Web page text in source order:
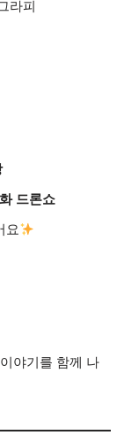
라피
드론쇼
요
야기를 함께 나